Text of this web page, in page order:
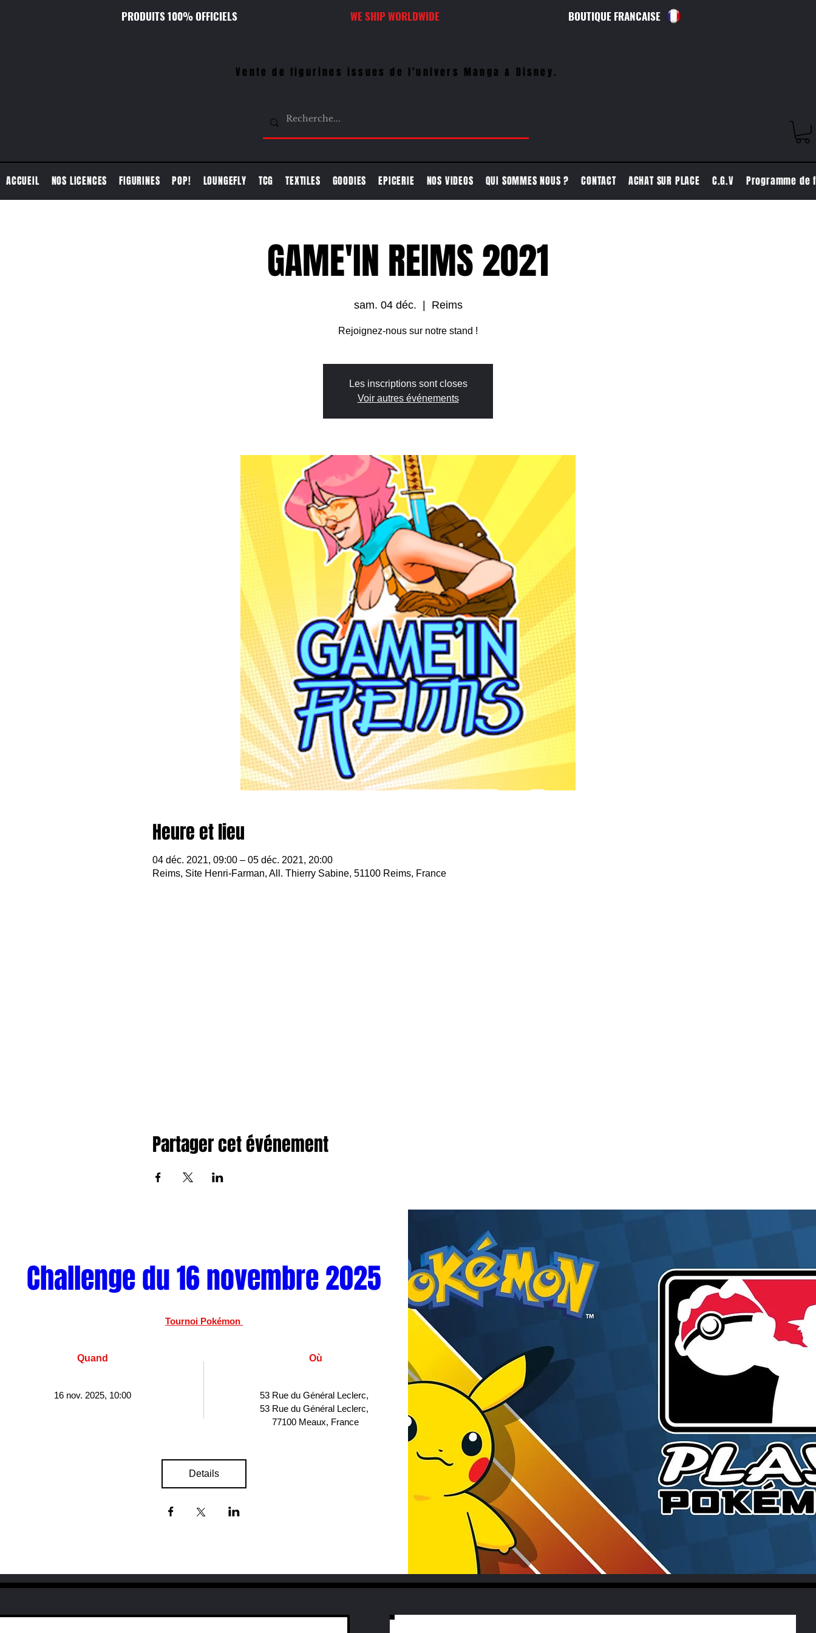
PRODUITS 100% OFFICIELS WE SHIP WORLDWIDE BOUTIQUE FRANCAISE
Vente de figurines issues de l'univers Manga & Disney.
ACCUEIL NOS LICENCES FIGURINES POP! LOUNGEFLY TCG TEXTILES GOODIES EPICERIE NOS VIDEOS QUI SOMMES NOUS ? CONTACT ACHAT SUR PLACE C.G.V Programme de
GAME'IN REIMS 2021
sam. 04 déc.
  |
Reims
Rejoignez-nous sur notre stand !
Les inscriptions sont closes
Voir autres événements
Heure et lieu
04 déc. 2021, 09:00 – 05 déc. 2021, 20:00
Reims, Site Henri-Farman, All. Thierry Sabine, 51100 Reims, France
Partager cet événement
Challenge du 16 novembre 2025
Tournoi Pokémon
Quand
16 nov. 2025, 10:00
Où
53 Rue du Général Leclerc,
53 Rue du Général Leclerc,
77100 Meaux, France
Details